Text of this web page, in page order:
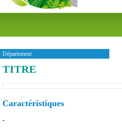
Département
TITRE
Caractéristiques
-